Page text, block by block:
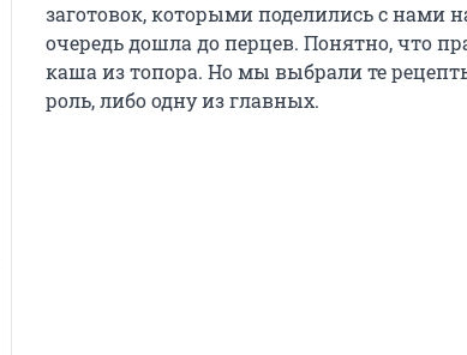
заготовок, которыми поделились с нами
очередь дошла до перцев. Понятно, что
каша из топора. Но мы выбрали те
роль, либо одну из главных.